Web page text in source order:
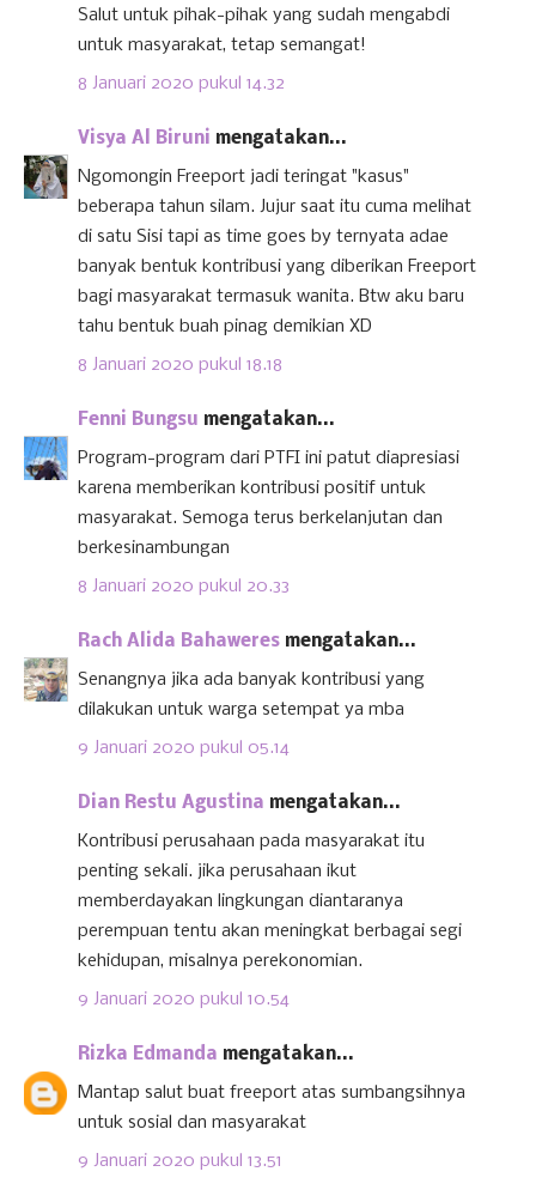
Salut untuk pihak-pihak yang sudah mengabdi
untuk masyarakat, tetap semangat!
8 Januari 2020 pukul 14.32
Visya Al Biruni mengatakan...
Ngomongin Freeport jadi teringat "kasus"
beberapa tahun silam. Jujur saat itu cuma melihat
di satu Sisi tapi as time goes by ternyata adae
banyak bentuk kontribusi yang diberikan Freeport
bagi masyarakat termasuk wanita. Btw aku baru
tahu bentuk buah pinag demikian XD
8 Januari 2020 pukul 18.18
Fenni Bungsu mengatakan...
Program-program dari PTFI ini patut diapresiasi
karena memberikan kontribusi positif untuk
masyarakat. Semoga terus berkelanjutan dan
berkesinambungan
8 Januari 2020 pukul 20.33
Rach Alida Bahaweres mengatakan...
Senangnya jika ada banyak kontribusi yang
dilakukan untuk warga setempat ya mba
9 Januari 2020 pukul 05.14
Dian Restu Agustina mengatakan...
Kontribusi perusahaan pada masyarakat itu
penting sekali. jika perusahaan ikut
memberdayakan lingkungan diantaranya
perempuan tentu akan meningkat berbagai segi
kehidupan, misalnya perekonomian.
9 Januari 2020 pukul 10.54
Rizka Edmanda mengatakan...
Mantap salut buat freeport atas sumbangsihnya
untuk sosial dan masyarakat
9 Januari 2020 pukul 13.51